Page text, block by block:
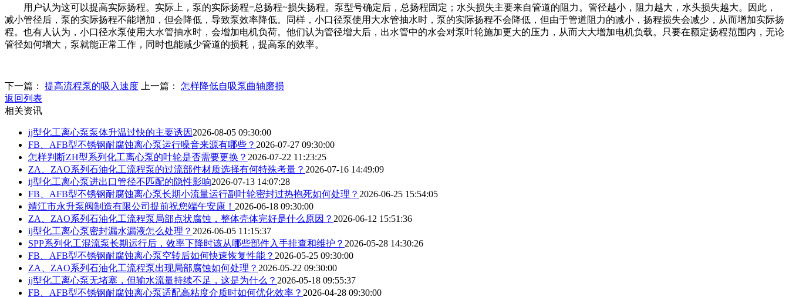
用户认为这可以提高实际扬程。实际上，泵的实际扬程=总扬程~损失扬程。泵型号确定后，总扬程固定；水头损失主要来自管道的阻力。管径越小，阻力越大，水头损失越大。因此，
减小管径后，泵的实际扬程不能增加，但会降低，导致泵效率降低。同样，小口径泵使用大水管抽水时，泵的实际扬程不会降低，但由于管道阻力的减小，扬程损失会减少，从而增加实际扬
程。也有人认为，小口径水泵使用大水管抽水时，会增加电机负荷。他们认为管径增大后，出水管中的水会对泵叶轮施加更大的压力，从而大大增加电机负载。只要在额定扬程范围内，无论
管径如何增大，泵就能正常工作，同时也能减少管道的损耗，提高泵的效率。
下一篇： 提高流程泵的吸入速度 上一篇： 怎样降低自吸泵曲轴磨损
返回列表
相关资讯
ij型化工离心泵泵体升温过快的主要诱因 2026-08-05 09:30:00
FB、AFB型不锈钢耐腐蚀离心泵运行噪音来源有哪些？ 2026-07-27 09:30:00
怎样判断ZH型系列化工离心泵的叶轮是否需要更换？ 2026-07-22 11:23:25
ZA、ZAO系列石油化工流程泵的过流部件材质选择有何特殊考量？ 2026-07-16 14:49:09
ij型化工离心泵进出口管径不匹配的隐性影响2026-07-13 14:07:28
FB、AFB型不锈钢耐腐蚀离心泵长期小流量运行副叶轮密封过热抱死如何处理？ 2026-06-25 15:54:05
靖江市永升泵阀制造有限公司提前祝您端午安康！ 2026-06-18 09:30:00
ZA、ZAO系列石油化工流程泵局部点状腐蚀，整体壳体完好是什么原因？ 2026-06-12 15:51:36
ij型化工离心泵密封漏水漏液怎么处理？ 2026-06-05 11:15:37
SPP系列化工混流泵长期运行后，效率下降时该从哪些部件入手排查和维护？ 2026-05-28 14:30:26
FB、AFB型不锈钢耐腐蚀离心泵空转后如何快速恢复性能？ 2026-05-25 09:30:00
ZA、ZAO系列石油化工流程泵出现局部腐蚀如何处理？ 2026-05-22 09:30:00
ij型化工离心泵无堵塞，但输水流量持续不足，这是为什么？ 2026-05-18 09:55:37
FB、AFB型不锈钢耐腐蚀离心泵适配高粘度介质时如何优化效率？ 2026-04-28 09:30:00